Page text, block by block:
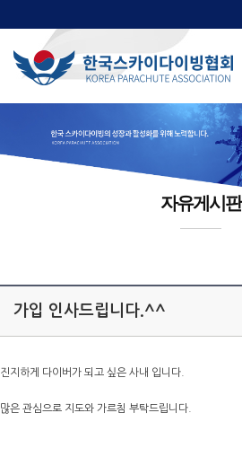
자유게시판
가입 인사드립니다.^^
진지하게 다이버가 되고 싶은 사내 입니다.
많은 관심으로 지도와 가르침 부탁드립니다.